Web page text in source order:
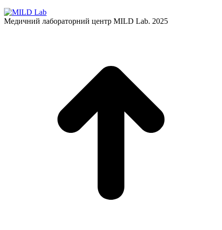
Медичний лабораторний центр MILD Lab. 2025